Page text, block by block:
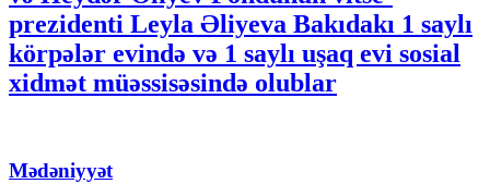
prezidenti Leyla Əliyeva Bakıdakı 1 saylı
körpələr evində və 1 saylı uşaq evi sosial
xidmət müəssisəsində olublar
Mədəniyyət